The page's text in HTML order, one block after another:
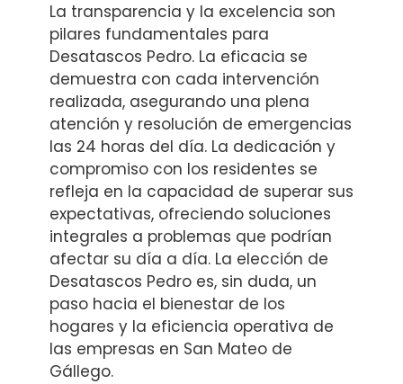
La transparencia y la excelencia son
pilares fundamentales para
Desatascos Pedro. La eficacia se
demuestra con cada intervención
realizada, asegurando una plena
atención y resolución de emergencias
las 24 horas del día. La dedicación y
compromiso con los residentes se
refleja en la capacidad de superar sus
expectativas, ofreciendo soluciones
integrales a problemas que podrían
afectar su día a día. La elección de
Desatascos Pedro es, sin duda, un
paso hacia el bienestar de los
hogares y la eficiencia operativa de
las empresas en San Mateo de
Gállego.